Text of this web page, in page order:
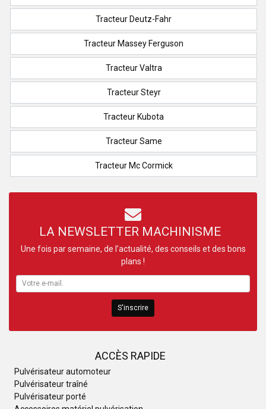
ACCÈS RAPIDE
Pulvérisateur automoteur
Pulvérisateur traîné
Pulvérisateur porté
Tracteur Deutz-Fahr
Tracteur Massey Ferguson
Tracteur Valtra
Tracteur Steyr
Tracteur Kubota
Tracteur Same
Tracteur Mc Cormick
LA NEWSLETTER MACHINISME
Une fois par semaine, de l’actualité, des conseils et des bons
plans !
S'inscrire